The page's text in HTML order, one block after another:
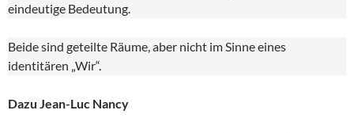
eindeutige Bedeutung.
Beide sind geteilte Räume, aber nicht im Sinne eines
identitären „Wir“.
Dazu Jean-Luc Nancy